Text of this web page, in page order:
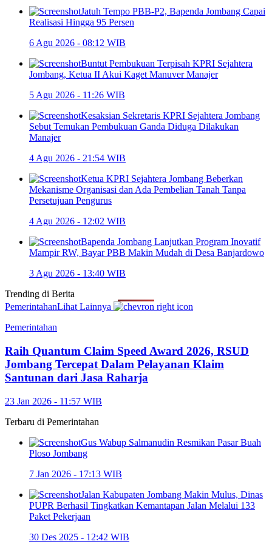
Jatuh Tempo PBB-P2, Bapenda Jombang Capai
Realisasi Hingga 95 Persen
6 Agu 2026 - 08:12 WIB
Buntut Pembukuan Terpisah KPRI Sejahtera
Jombang, Ketua II Akui Kaget Manuver Manajer
5 Agu 2026 - 11:26 WIB
Kesaksian Sekretaris KPRI Sejahtera Jombang
Sebut Temukan Pembukuan Ganda Diduga Dilakukan
Manajer
4 Agu 2026 - 21:54 WIB
Ketua KPRI Sejahtera Jombang Beberkan
Mekanisme Organisasi dan Ada Pembelian Tanah Tanpa
Persetujuan Pengurus
4 Agu 2026 - 12:02 WIB
Bapenda Jombang Lanjutkan Program Inovatif
Mampir RW, Bayar PBB Makin Mudah di Desa Banjardowo
3 Agu 2026 - 13:40 WIB
Trending di Berita
PemerintahanLihat Lainnya
Pemerintahan
Raih Quantum Claim Speed Award 2026, RSUD
Jombang Tercepat Dalam Pelayanan Klaim
Santunan dari Jasa Raharja
23 Jan 2026 - 11:57 WIB
Terbaru di Pemerintahan
Gus Wabup Salmanudin Resmikan Pasar Buah
Ploso Jombang
7 Jan 2026 - 17:13 WIB
Jalan Kabupaten Jombang Makin Mulus, Dinas
PUPR Berhasil Tingkatkan Kemantapan Jalan Melalui 133
Paket Pekerjaan
30 Des 2025 - 12:42 WIB